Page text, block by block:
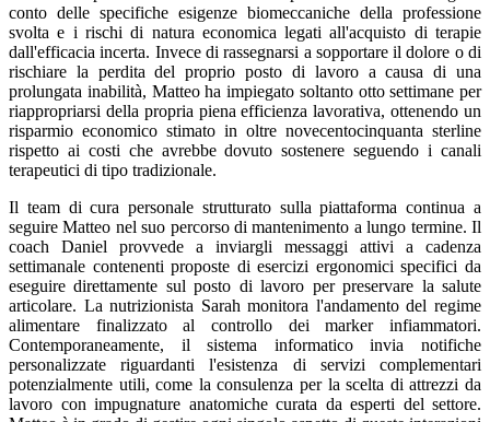
conto delle specifiche esigenze biomeccaniche della professione
svolta e i rischi di natura economica legati all'acquisto di terapie
dall'efficacia incerta. Invece di rassegnarsi a sopportare il dolore o di
rischiare la perdita del proprio posto di lavoro a causa di una
prolungata inabilità, Matteo ha impiegato soltanto otto settimane per
riappropriarsi della propria piena efficienza lavorativa, ottenendo un
risparmio economico stimato in oltre novecentocinquanta sterline
rispetto ai costi che avrebbe dovuto sostenere seguendo i canali
terapeutici di tipo tradizionale.
Il team di cura personale strutturato sulla piattaforma continua a
seguire Matteo nel suo percorso di mantenimento a lungo termine. Il
coach Daniel provvede a inviargli messaggi attivi a cadenza
settimanale contenenti proposte di esercizi ergonomici specifici da
eseguire direttamente sul posto di lavoro per preservare la salute
articolare. La nutrizionista Sarah monitora l'andamento del regime
alimentare finalizzato al controllo dei marker infiammatori.
Contemporaneamente, il sistema informatico invia notifiche
personalizzate riguardanti l'esistenza di servizi complementari
potenzialmente utili, come la consulenza per la scelta di attrezzi da
lavoro con impugnature anatomiche curata da esperti del settore.